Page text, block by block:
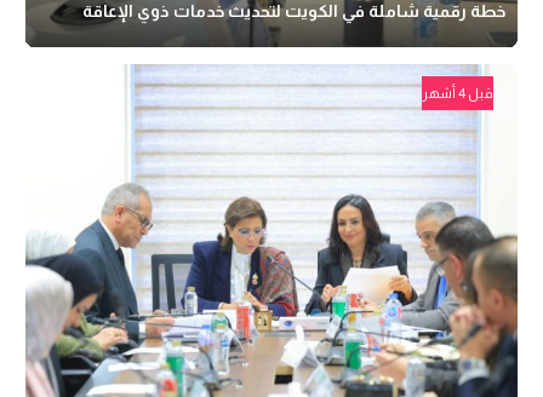
خطة رقمية شاملة في الكويت لتحديث خدمات ذوي الإعاقة
قبل 4 أشهر